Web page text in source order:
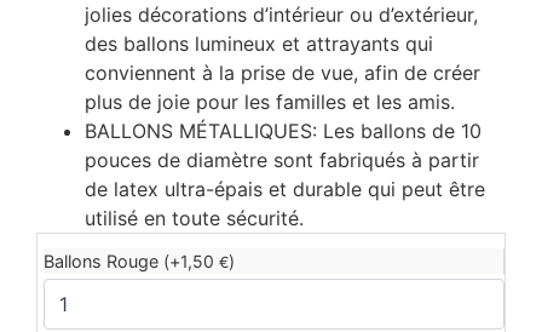
jolies décorations d’intérieur ou d’extérieur,
des ballons lumineux et attrayants qui
conviennent à la prise de vue, afin de créer
plus de joie pour les familles et les amis.
BALLONS MÉTALLIQUES: Les ballons de 10
pouces de diamètre sont fabriqués à partir
de latex ultra-épais et durable qui peut être
utilisé en toute sécurité.
Ballons Rouge (+1,50 €)